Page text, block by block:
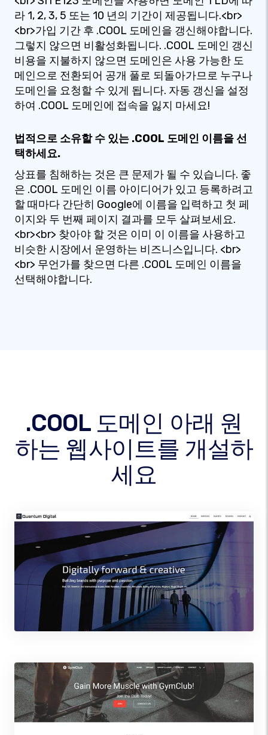
라 1, 2, 3, 5 또는 10 년의 기간이 제공됩니다.<br>
<br>가입 기간 후 .COOL 도메인을 갱신해야합니다.
그렇지 않으면 비활성화됩니다. .COOL 도메인 갱신
비용을 지불하지 않으면 도메인은 사용 가능한 도
메인으로 전환되어 공개 풀로 되돌아가므로 누구나
도메인을 요청할 수 있게 됩니다. 자동 갱신을 설정
하여 .COOL 도메인에 접속을 잃지 마세요!
법적으로 소유할 수 있는 .COOL 도메인 이름을 선
택하세요.
상표를 침해하는 것은 큰 문제가 될 수 있습니다. 좋
은 .COOL 도메인 이름 아이디어가 있고 등록하려고
할 때마다 간단히 Google에 이름을 입력하고 첫 페
이지와 두 번째 페이지 결과를 모두 살펴보세요.
<br><br> 찾아야 할 것은 이미 이 이름을 사용하고
비슷한 시장에서 운영하는 비즈니스입니다. <br>
<br> 무언가를 찾으면 다른 .COOL 도메인 이름을
선택해야합니다.
.COOL 도메인 아래 원
하는 웹사이트를 개설하
세요